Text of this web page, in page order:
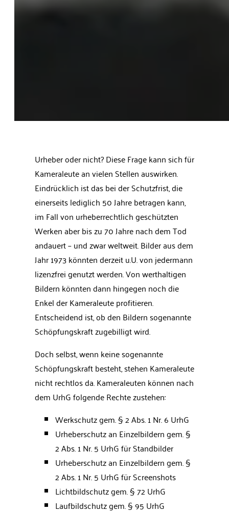
Urheber oder nicht? Diese Frage kann sich für
Kameraleute an vielen Stellen auswirken.
Eindrücklich ist das bei der Schutzfrist, die
einerseits lediglich 50 Jahre betragen kann,
im Fall von urheberrechtlich geschützten
Werken aber bis zu 70 Jahre nach dem Tod
andauert – und zwar weltweit. Bilder aus dem
Jahr 1973 könnten derzeit u.U. von jedermann
lizenzfrei genutzt werden. Von werthaltigen
Bildern könnten dann hingegen noch die
Enkel der Kameraleute profitieren.
Entscheidend ist, ob den Bildern sogenannte
Schöpfungskraft zugebilligt wird.
Doch selbst, wenn keine sogenannte
Schöpfungskraft besteht, stehen Kameraleute
nicht rechtlos da. Kameraleuten können nach
dem UrhG folgende Rechte zustehen:
Werkschutz gem. § 2 Abs. 1 Nr. 6 UrhG
Urheberschutz an Einzelbildern gem. §
2 Abs. 1 Nr. 5 UrhG für Standbilder
Urheberschutz an Einzelbildern gem. §
2 Abs. 1 Nr. 5 UrhG für Screenshots
Lichtbildschutz gem. § 72 UrhG
Laufbildschutz gem. § 95 UrhG